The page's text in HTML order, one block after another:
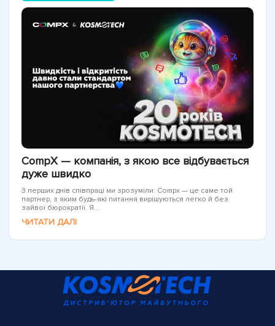
CompX — компанія, з якою все відбувається
дуже швидко
З перших днів співпраці ми зрозуміли: Compx — це саме той
партнер, з яким будь-які питання вирішуються легко й без
зайвої бюрократії. Я...
ЧИТАТИ ДАЛІ